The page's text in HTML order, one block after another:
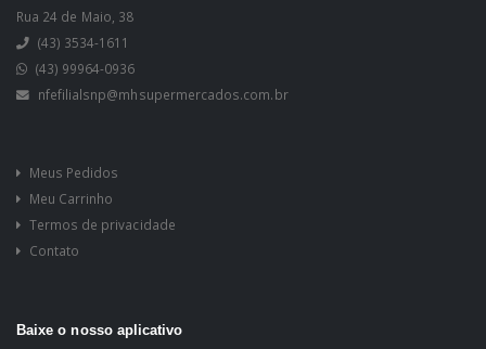
Rua 24 de Maio, 38
(43) 3534-1611
(43) 99964-0936
nfefilialsnp@mhsupermercados.com.br
Meus Pedidos
Meu Carrinho
Termos de privacidade
Contato
Baixe o nosso aplicativo